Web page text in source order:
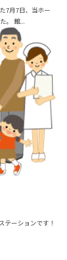
7月7日、当ホー
。 館...
テーションです！